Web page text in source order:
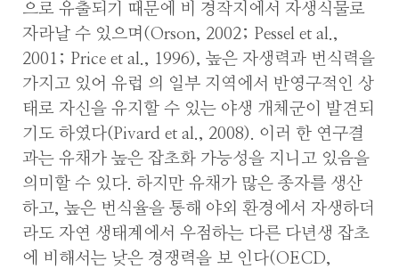
으로 유출되기 때문에 비 경작지에서 자생식물로
자라날 수 있으며(Orson, 2002; Pessel et al.,
2001; Price et al., 1996), 높은 자생력과 번식력을
가지고 있어 유럽 의 일부 지역에서 반영구적인 상
태로 자신을 유지할 수 있는 야생 개체군이 발견되
기도 하였다(Pivard et al., 2008). 이러 한 연구결
과는 유채가 높은 잡초화 가능성을 지니고 있음을
의미할 수 있다. 하지만 유채가 많은 종자를 생산
하고, 높은 번식율을 통해 야외 환경에서 자생하더
라도 자연 생태계에서 우점하는 다른 다년생 잡초
에 비해서는 낮은 경쟁력을 보 인다(OECD,